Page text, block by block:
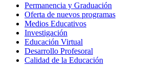
Permanencia y Graduación
Oferta de nuevos programas
Medios Educativos
Investigación
Educación Virtual
Desarrollo Profesoral
Calidad de la Educación